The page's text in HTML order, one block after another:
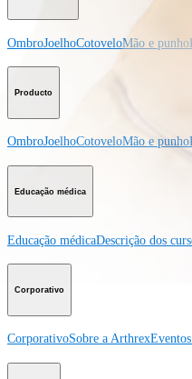
OmbroJoelhoCotoveloMão e punho
Producto
OmbroJoelhoCotoveloMão e punho
Educação médica
Educação médicaDescrição dos
Corporativo
CorporativoSobre a Arthrex